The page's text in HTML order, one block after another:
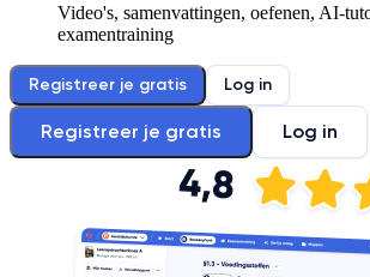
Video's, samenvattingen, oefenen, AI-
examentraining
Registreer je gratis Log in
Registreer je gratis Log in